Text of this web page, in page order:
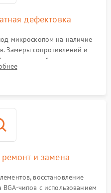
дефектовка
микроскопом на наличие
Замеры сопротивлений и
цепей питания,
и видеочипа.
и замена
восстановление
чипов с использованием